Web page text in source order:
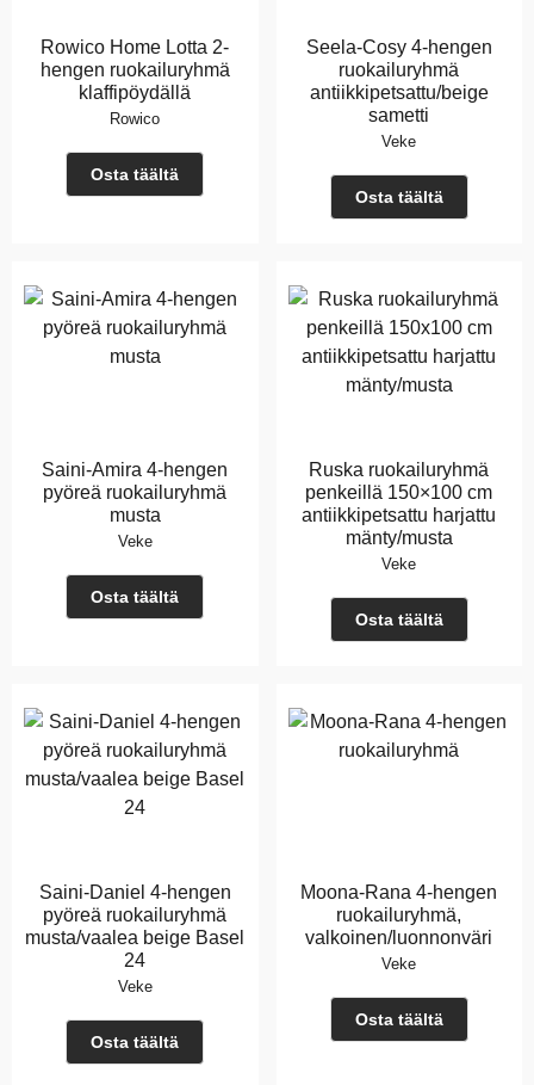
Rowico Home Lotta 2-
hengen ruokailuryhmä
klaffipöydällä
Rowico
Osta täältä
Seela-Cosy 4-hengen
ruokailuryhmä
antiikkipetsattu/beige
sametti
Veke
Osta täältä
Saini-Amira 4-hengen
pyöreä ruokailuryhmä
musta
Veke
Osta täältä
Ruska ruokailuryhmä
penkeillä 150×100 cm
antiikkipetsattu harjattu
mänty/musta
Veke
Osta täältä
Saini-Daniel 4-hengen
pyöreä ruokailuryhmä
musta/vaalea beige Basel
24
Veke
Osta täältä
Moona-Rana 4-hengen
ruokailuryhmä,
valkoinen/luonnonväri
Veke
Osta täältä